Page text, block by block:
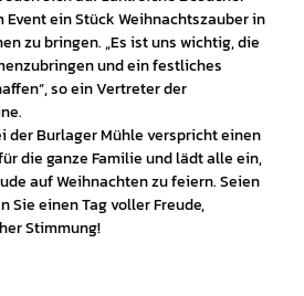
ein Stück Weihnachtszauber in
zu bringen. „Es ist uns wichtig, die
und ein festliches
so ein Vertreter der
der Burlager Mühle verspricht einen
die ganze Familie und lädt alle ein,
auf Weihnachten zu feiern. Seien
Sie einen Tag voller Freude,
Stimmung!